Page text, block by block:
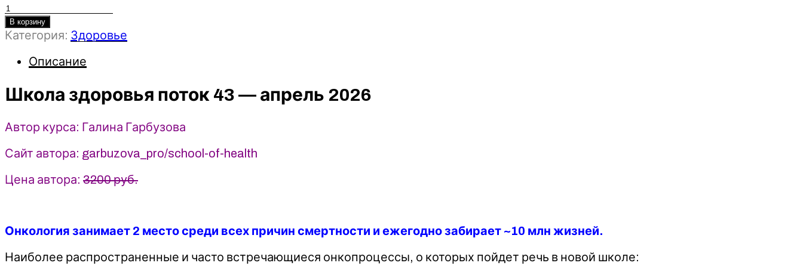
Количество
товара
Школа
поток
(апрель
Галина
Гарбузова.
garbuzova.pro
В корзину
Категория: Здоровье
Описание
Школа здоровья поток 43 — апрель 2026
Автор курса: Галина Гарбузова
Сайт автора: garbuzova_pro/school-of-health
Цена автора: 3200 руб.
Онкология занимает 2 место среди всех причин смертности и ежегодно забирает ~10 млн жизней.
Наиболее распространенные и часто встречающиеся онкопроцессы, о которых пойдет речь в новой школе: